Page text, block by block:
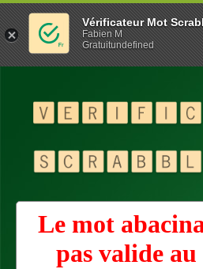
Le mot
pas valide au
Vérificateur Mot
Fabien M
Gratuitundefined